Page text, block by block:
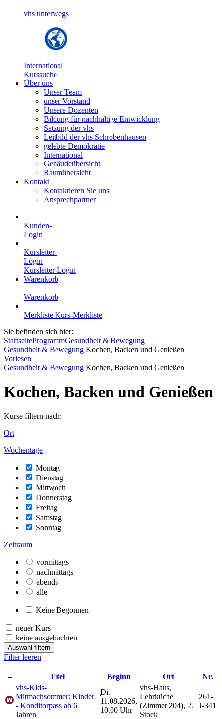
vhs unterwegs
International
Kurssuche
Über uns
Unser Team
unser Vorstand
Unsere Dozenten
Bildung für nachhaltige Entwicklung
Satzung der vhs
Leitbild der vhs Schrobenhausen
gelebte Demokratie
International
Gebäudeübersicht
Raumübersicht
Kontakt
Kontaktieren Sie uns
Ansprechpartner
Kunden-
Login
Kursleiter-
Login
Kursleiter-Login
Warenkorb
Warenkorb
Merkliste Kurs-Merkliste
Sie befinden sich hier:
StartseiteProgrammGesundheit & Bewegung
Gesundheit & Bewegung Kochen, Backen und Genießen
Vorlesen
Gesundheit & Bewegung Kochen, Backen und Genießen
Kochen, Backen und Genießen
Kurse filtern nach:
Ort
Wochentage
Montag
Dienstag
Mittwoch
Donnerstag
Freitag
Samstag
Sonntag
Zeitraum
vormittags
nachmittags
abends
alle
Keine Begonnen
neuer Kurs
keine ausgebuchten
Auswahl filtern
Filter leeren
– Titel Beginn Ort
Nr.
vhs-Kids-
Mitmachsommer: Kinder
- Konditorpass ab 6
Jahren
Di.
11.08.2026,
10.00 Uhr
vhs-Haus,
Lehrküche
(Zimmer 204), 2.
Stock
261-
J-341